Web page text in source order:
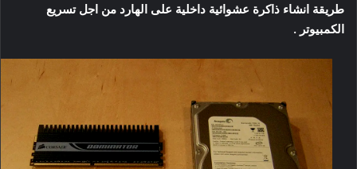
طريقة انشاء ذاكرة عشوائية داخلية على الهارد من اجل تسريع
الكمبيوتر .